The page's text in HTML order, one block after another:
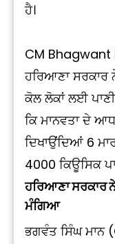
ਹੈ।
CM Bhagwant
ਹਰਿਆਣਾ ਸਰਕਾਰ
ਕੋਲ ਲੋਕਾਂ ਲਈ ਪਾਣੀ
ਕਿ ਮਾਨਵਤਾ ਦੇ
ਦਿਖਾਉਂਦਿਆਂ 6
4000 ਕਿਊਸਿਕ
ਹਰਿਆਣਾ ਸਰਕਾਰ
ਮੰਗਿਆ
ਭਗਵੰਤ ਸਿੰਘ ਮਾਨ